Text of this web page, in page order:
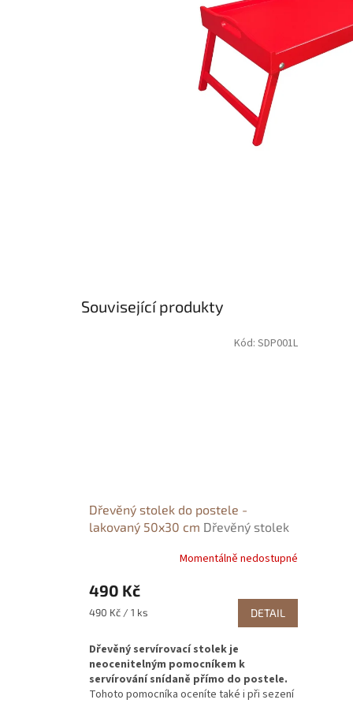
Související produkty
Dřevěný stolek do postele -
lakovaný 50x30 cm Dřevěný stolek
Momentálně nedostupné
490 Kč
Měrná
490 Kč / 1 ks DETAIL
Dřevěný servírovací stolek je
neocenitelným pomocníkem k
servírování snídaně přímo do postele.
Tohoto pomocníka oceníte také i při sezení
Kód: SDP001L